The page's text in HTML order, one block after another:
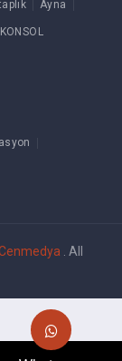
Ayna
KONSOL
. All